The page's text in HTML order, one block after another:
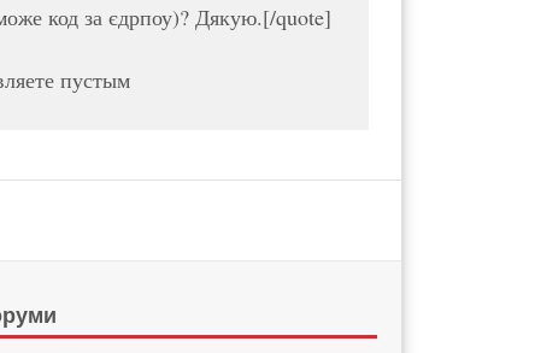
код за єдрпоу)? Дякую.[/quote]
пустым